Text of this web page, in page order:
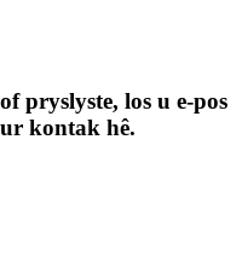
pryslyste, los u e-pos
kontak hê.